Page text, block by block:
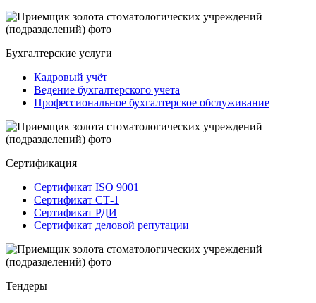
Бухгалтерские услуги
Кадровый учёт
Ведение бухгалтерского учета
Профессиональное бухгалтерское обслуживание
Сертификация
Сертификат ISO 9001
Сертификат СТ-1
Сертификат РДИ
Сертификат деловой репутации
Тендеры